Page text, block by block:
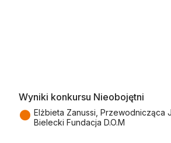
Wyniki konkursu Nieobojętni
● Elżbieta Zanussi, Przewodnicząca
Bielecki Fundacja D.O.M